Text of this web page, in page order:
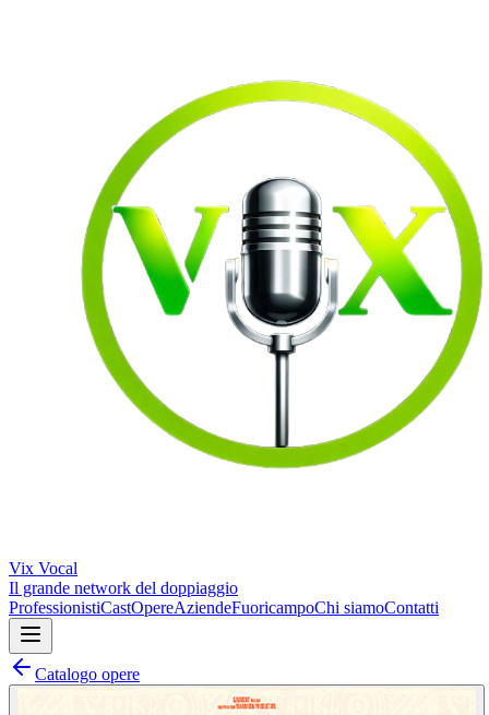
Vix Vocal
Il grande network del doppiaggio
ProfessionistiCastOpereAziendeFuoricampoChi siamoContatti
Catalogo opere